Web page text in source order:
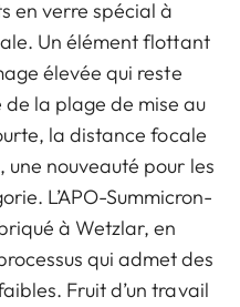
en verre spécial à
Un élément flottant
élevée qui reste
la plage de mise au
la distance focale
nouveauté pour les
L’APO-Summicron-
à Wetzlar, en
qui admet des
Fruit d’un travail